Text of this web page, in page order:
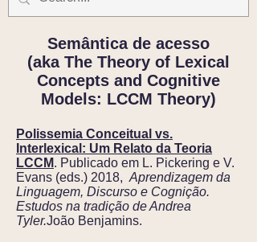
Semântica de acesso
(aka The Theory of Lexical
Concepts and Cognitive
Models: LCCM Theory)
Polissemia Conceitual vs.
Interlexical: Um Relato da Teoria
LCCM. Publicado em L. Pickering e V.
Evans (eds.) 2018, Aprendizagem da
Linguagem, Discurso e Cognição.
Estudos na tradição de Andrea
Tyler.João Benjamins.